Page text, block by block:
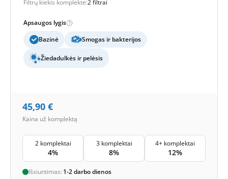
Filtrų kiekis komplekte:2 filtrai
Apsaugos lygis
Bazinė
Smogas ir bakterijos
Žiedadulkės ir pelėsis
45,90 €
Kaina už komplektą
2 komplektai
4%
3 komplektai
8%
4+ komplektai
12%
Išsiuntimas: 1-2 darbo dienos